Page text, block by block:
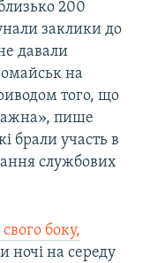
200
заклики до
давали
на
того, що
пише
брали участь в
службових
свого боку,
ночі на середу